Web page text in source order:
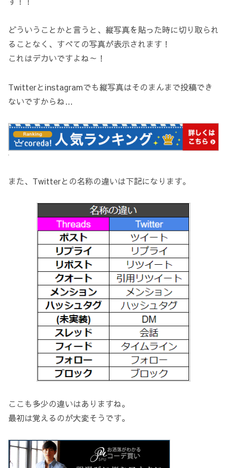
どういうことかと言うと、縦写真を貼った時に切り取られ
ることなく、すべての写真が表示されます！
これはデカいですよね～！
Twitterとinstagramでも縦写真はそのまんまで投稿でき
ないですからね…
また、Twitterとの名称の違いは下記になります。
ここも多少の違いはありますね。
最初は覚えるのが大変そうです。